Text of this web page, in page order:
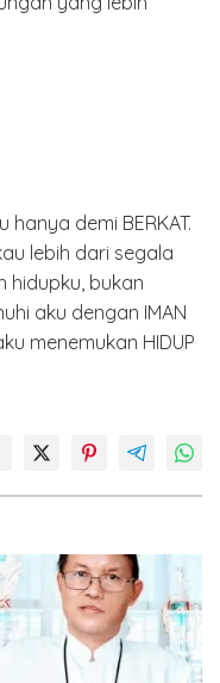
demi BERKAT.
lebih dari segala
hidupku, bukan
aku dengan IMAN
menemukan HIDUP